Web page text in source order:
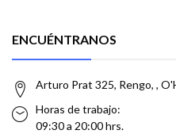
ENCUÉNTRANOS
Arturo Prat 325, Rengo, ,
Horas de trabajo:
09:30 a 20:00 hrs.